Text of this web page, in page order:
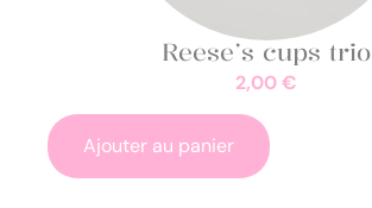
Reese’s cups trio
2,00€
Ajouter au panier